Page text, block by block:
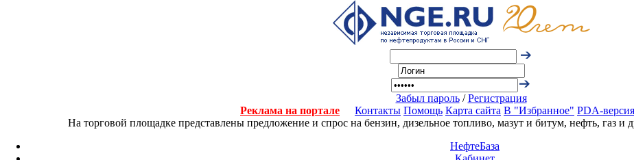
Забыл пароль/Регистрация
Реклама на портале
Контакты Помощь Карта сайта В "Избранное" PDA-версия
На торговой площадке представлены предложение и спрос на бензин, дизельное топливо, мазут и битум, нефть, газ и
НефтеБаза